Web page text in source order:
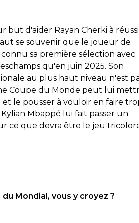
but d'aider Rayan Cherki à
se souvenir que le joueur de
connu sa première sélection avec
qu'en juin 2025. Son
au plus haut niveau n'est
Coupe du Monde peut lui
et le pousser à vouloir en faire
Mbappé lui fait passer un
ce que devra être le jeu
Mondial, vous y croyez ?